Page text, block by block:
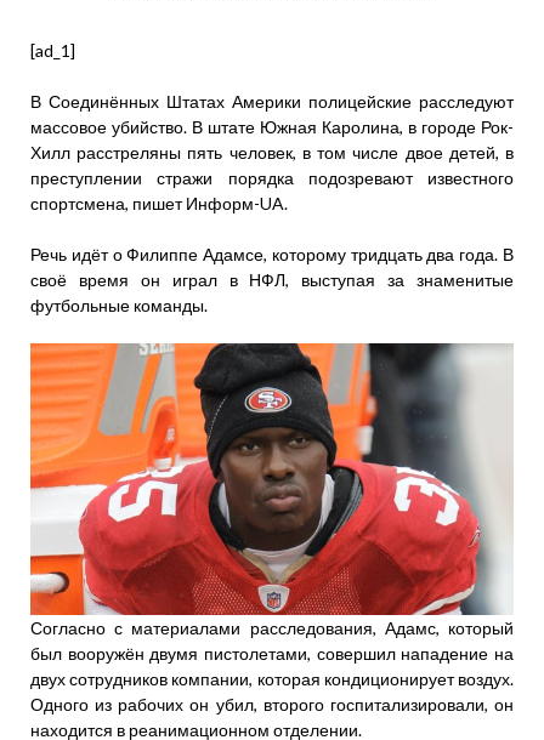
[ad_1]
В Соединённых Штатах Америки полицейские расследуют
массовое убийство. В штате Южная Каролина, в городе Рок-
Хилл расстреляны пять человек, в том числе двое детей, в
преступлении стражи порядка подозревают известного
спортсмена, пишет Информ-UA.
Речь идёт о Филиппе Адамсе, которому тридцать два года. В
своё время он играл в НФЛ, выступая за знаменитые
футбольные команды.
Согласно с материалами расследования, Адамс, который
был вооружён двумя пистолетами, совершил нападение на
двух сотрудников компании, которая кондиционирует воздух.
Одного из рабочих он убил, второго госпитализировали, он
находится в реанимационном отделении.